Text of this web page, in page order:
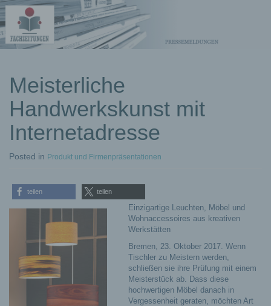
Pressemeldungen
Meisterliche
Handwerkskunst mit
Internetadresse
Posted in Produkt und Firmenpräsentationen
teilen teilen
Einzigartige Leuchten, Möbel und
Wohnaccessoires aus kreativen
Werkstätten
Bremen, 23. Oktober 2017. Wenn
Tischler zu Meistern werden,
schließen sie ihre Prüfung mit einem
Meisterstück ab. Dass diese
hochwertigen Möbel danach in
Vergessenheit geraten, möchten Art